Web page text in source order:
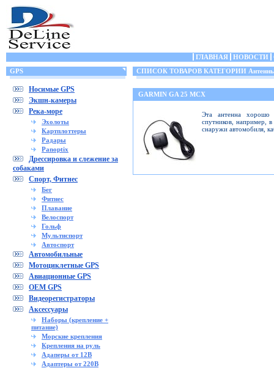
ГЛАВНАЯ НОВОСТИ
GPS
Носимые GPS
Экшн-камеры
Река-море
Эхолоты
Картплоттеры
Радары
Panoptix
Дрессировка и слежение за
собаками
Спорт, Фитнес
Бег
Фитнес
Плавание
Велоспорт
Гольф
Мультиспорт
Автоспорт
Автомобильные
Мотоциклетные GPS
Авиационные GPS
OEM GPS
Видеорегистраторы
Аксессуары
Наборы (крепление +
питание)
Морские крепления
Крепления на руль
Адаперы от 12В
Адаптеры от 220В
СПИСОК ТОВАРОВ КАТЕГОРИИ
GARMIN GA 25 MCX
Эта антенна хорошо
спутников, например,
снаружи автомобиля,